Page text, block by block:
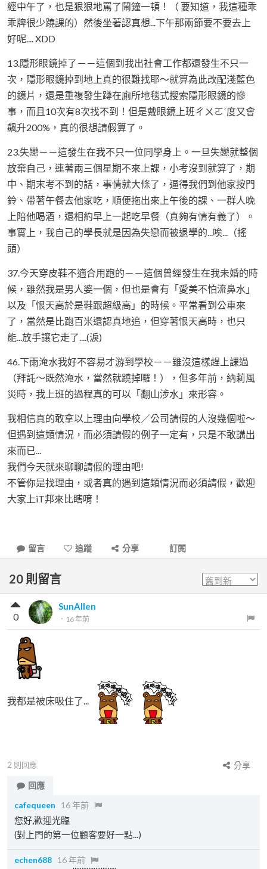
經中午了，也是狠狠地罵了鬧鐘一頓！（ 要知道，我這種乖
乖牌很少蹺課的）然後坐著認真想...下午那兩節要不要去上
好呢.... XDD
13.隱形眼鏡掉了－－這個到我出社會工作都還發生不只一
次，隱形眼鏡掉到地上真的很難找耶～就算為此改配淺藍色
的鏡片，還是重複發生蹲在廁所地毯式搜索隱形眼鏡的慘
事，而且10次有8次找不到！但是戴眼鏡上班ㄔㄨㄛˊ度又會
飆升200%，真的很想請假算了。
23.失戀－－這發生在我不只一位同學身上。一旦失戀就整個
放棄自己，連著兩三個星期不來上課，小考沒到就算了，期
中、期末考不到的話，事情就大條了，逼得我們到他家按門
鈴、帶著午餐去他家吃，順便拖出來上午後的課、一群人晚
上陪他喝酒，還相約早上一起吃早餐（真夠有情有義了）。
事實上，我自己的學長就是因為失戀而被退學的...唉...（搖
頭）
37.今天穿皮鞋不適合用跑的－－這個曾經發生在我未婚的時
候，雖然我是男人婆一個，但也是會有「愛美不怕流鼻水」
以及「恨天高於是鞋跟超級高」的時候。平常看到公車來
了，當然是比跑百米還認真地追，但穿著恨天高時，也只
能...放手讓它走了....(淚)
46.下雨淹水我好不容易才游到學校－－雖沒這樣趕上課過
（拜託～既然淹水，當然就蹺掉囉！），但多年前，納莉風
災時，我上班的過程真的可以「翻山涉水」來形容。
我相信真的敢拿以上理由向學校／公司請假的人沒幾個啦～
但遇到這類情況，而必須請假的例子一定有，只是不敢講出
來而已...
我們今天就來聊聊請假的理由吧!
不管你是找理由，或者真的遇到這類情況而必須請假，歡迎
大家上iT邦來比瞎唷！
留言 追蹤 分享 訂閱
20 則留言
SunAllen
． 16 年前
0
我都是被床吸住了...
2 則回應
分享
回應
cafequeen
16 年前
您好,歡迎光臨
(對上門的第一位顧客要好一點...)
echen688 16 年前